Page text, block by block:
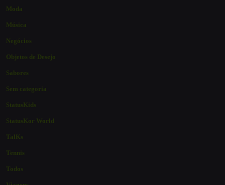
Moda
Música
Negócios
Objetos de Desejo
Sabores
Sem categoria
StatusKids
StatusKor World
TalKs
Tennis
Todos